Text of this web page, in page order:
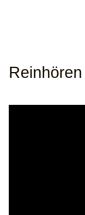
Reinhören